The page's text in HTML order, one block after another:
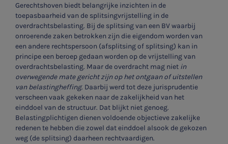
Gerechtshoven biedt belangrijke inzichten in de
toepasbaarheid van de splitsingvrijstelling in de
overdrachtsbelasting. Bij de splitsing van een BV waarbij
onroerende zaken betrokken zijn die eigendom worden van
een andere rechtspersoon (afsplitsing of splitsing) kan in
principe een beroep gedaan worden op de vrijstelling van
overdrachtsbelasting. Maar de overdracht mag niet in
overwegende mate gericht zijn op het ontgaan of uitstellen
van belastingheffing. Daarbij werd tot deze jurisprudentie
verscheen vaak gekeken naar de zakelijkheid van het
einddoel van de structuur. Dat blijkt niet genoeg.
Belastingplichtigen dienen voldoende objectieve zakelijke
redenen te hebben die zowel dat einddoel alsook de gekozen
weg (de splitsing) daarheen rechtvaardigen.